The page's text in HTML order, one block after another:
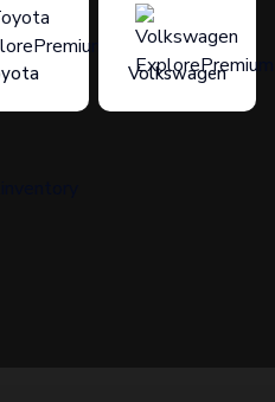
Volkswagen